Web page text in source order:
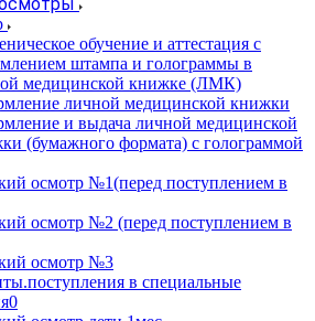
обучение и аттестация с
штампа и голограммы в
медицинской книжке (ЛМК)
личной медицинской книжки
и выдача личной медицинской
(бумажного формата) с голограммой
осмотр №1(перед поступлением в
осмотр №2 (перед поступлением в
осмотр №3
в специальные